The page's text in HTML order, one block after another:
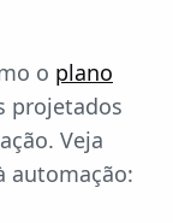
o plano
projetados
Veja
automação: